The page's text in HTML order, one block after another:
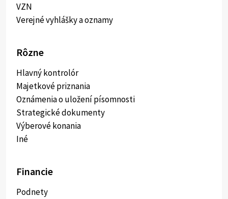
VZN
Verejné vyhlášky a oznamy
Rôzne
Hlavný kontrolór
Majetkové priznania
Oznámenia o uložení písomnosti
Strategické dokumenty
Výberové konania
Iné
Financie
Podnety